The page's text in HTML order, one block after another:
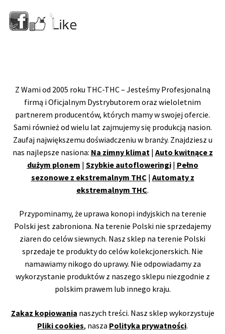
Z Wami od 2005 roku THC-THC – Jesteśmy Profesjonalną
firmą i Oficjalnym Dystrybutorem oraz wieloletnim
partnerem producentów, których mamy w swojej ofercie.
Sami również od wielu lat zajmujemy się produkcją nasion.
Zaufaj największemu doświadczeniu w branży. Znajdziesz u
nas najlepsze nasiona: Na zimny klimat | Auto kwitnące z
dużym plonem | Szybkie autofloweringi| Pełno
sezonowe z ekstremalnym THC | Automaty z
ekstremalnym THC.
Przypominamy, że uprawa konopi indyjskich na terenie
Polski jest zabroniona. Na terenie Polski nie sprzedajemy
ziaren do celów siewnych. Nasz sklep na terenie Polski
sprzedaje te produkty do celów kolekcjonerskich. Nie
namawiamy nikogo do uprawy. Nie odpowiadamy za
wykorzystanie produktów z naszego sklepu niezgodnie z
polskim prawem lub innego kraju.
Zakaz kopiowania naszych treści. Nasz sklep wykorzystuje
Pliki cookies, nasza Polityka prywatności.